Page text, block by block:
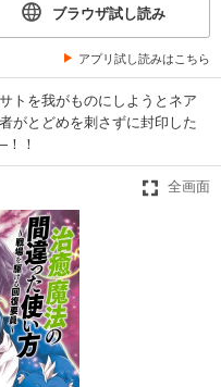
ブラウザ試し読み
アプリ試し読みはこちら
トを我がものにしようとネア
がとどめを刺さずに封印した
！
全画面